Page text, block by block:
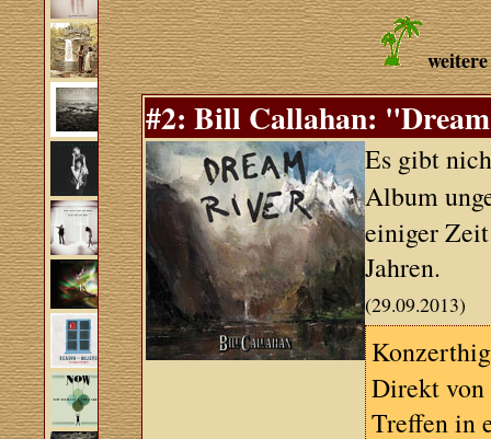
#2: Bill Callahan:
Es gibt
Album
einiger
Jahren.
(29.09.2013)
Direkt
Treffen in